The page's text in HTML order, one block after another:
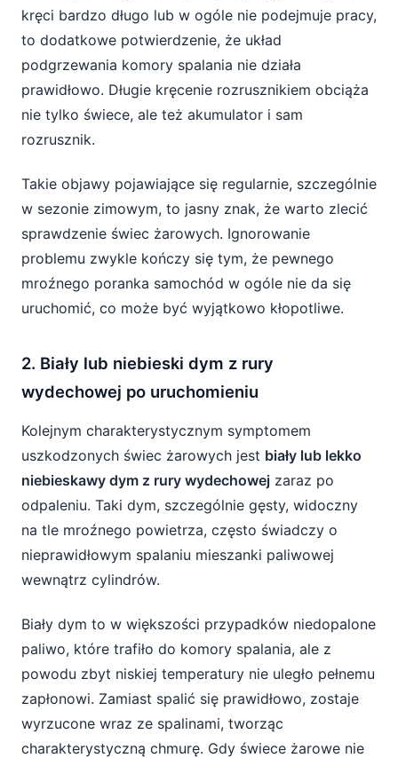
kręci bardzo długo lub w ogóle nie podejmuje pracy,
to dodatkowe potwierdzenie, że układ
podgrzewania komory spalania nie działa
prawidłowo. Długie kręcenie rozrusznikiem obciąża
nie tylko świece, ale też akumulator i sam
rozrusznik.
Takie objawy pojawiające się regularnie, szczególnie
w sezonie zimowym, to jasny znak, że warto zlecić
sprawdzenie świec żarowych. Ignorowanie
problemu zwykle kończy się tym, że pewnego
mroźnego poranka samochód w ogóle nie da się
uruchomić, co może być wyjątkowo kłopotliwe.
2. Biały lub niebieski dym z rury
wydechowej po uruchomieniu
Kolejnym charakterystycznym symptomem
uszkodzonych świec żarowych jest biały lub lekko
niebieskawy dym z rury wydechowej zaraz po
odpaleniu. Taki dym, szczególnie gęsty, widoczny
na tle mroźnego powietrza, często świadczy o
nieprawidłowym spalaniu mieszanki paliwowej
wewnątrz cylindrów.
Biały dym to w większości przypadków niedopalone
paliwo, które trafiło do komory spalania, ale z
powodu zbyt niskiej temperatury nie uległo pełnemu
zapłonowi. Zamiast spalić się prawidłowo, zostaje
wyrzucone wraz ze spalinami, tworząc
charakterystyczną chmurę. Gdy świece żarowe nie